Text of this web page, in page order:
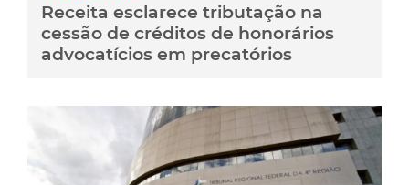
Receita esclarece tributação na
cessão de créditos de honorários
advocatícios em precatórios